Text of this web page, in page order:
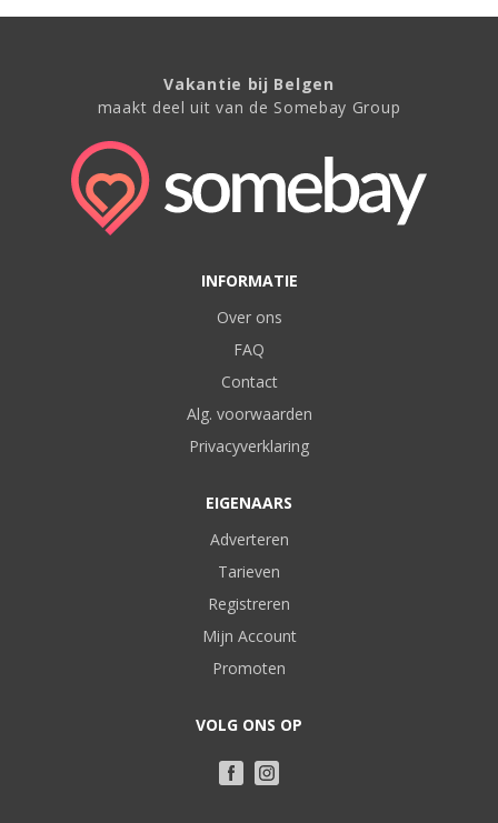
Vakantie bij Belgen
maakt deel uit van de Somebay Group
INFORMATIE
Over ons
FAQ
Contact
Alg. voorwaarden
Privacyverklaring
EIGENAARS
Adverteren
Tarieven
Registreren
Mijn Account
Promoten
VOLG ONS OP